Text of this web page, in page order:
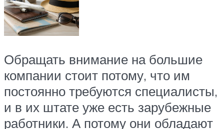
Обращать внимание на большие
компании стоит потому, что им
постоянно требуются специалисты,
и в их штате уже есть зарубежные
работники. А потому они обладают